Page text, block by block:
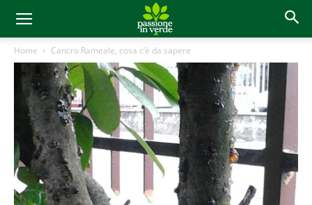
Home Cancro Rameale, cosa c’è da sapere